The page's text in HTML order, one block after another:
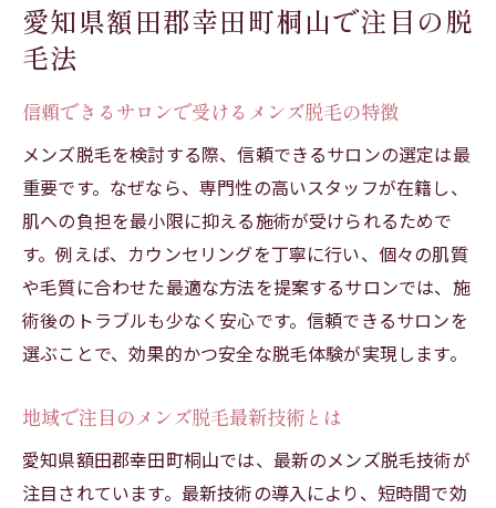
愛知県額田郡幸田町桐山で注目の脱
毛法
信頼できるサロンで受けるメンズ脱毛の特徴
メンズ脱毛を検討する際、信頼できるサロンの選定は最
重要です。なぜなら、専門性の高いスタッフが在籍し、
肌への負担を最小限に抑える施術が受けられるためで
す。例えば、カウンセリングを丁寧に行い、個々の肌質
や毛質に合わせた最適な方法を提案するサロンでは、施
術後のトラブルも少なく安心です。信頼できるサロンを
選ぶことで、効果的かつ安全な脱毛体験が実現します。
地域で注目のメンズ脱毛最新技術とは
愛知県額田郡幸田町桐山では、最新のメンズ脱毛技術が
注目されています。最新技術の導入により、短時間で効